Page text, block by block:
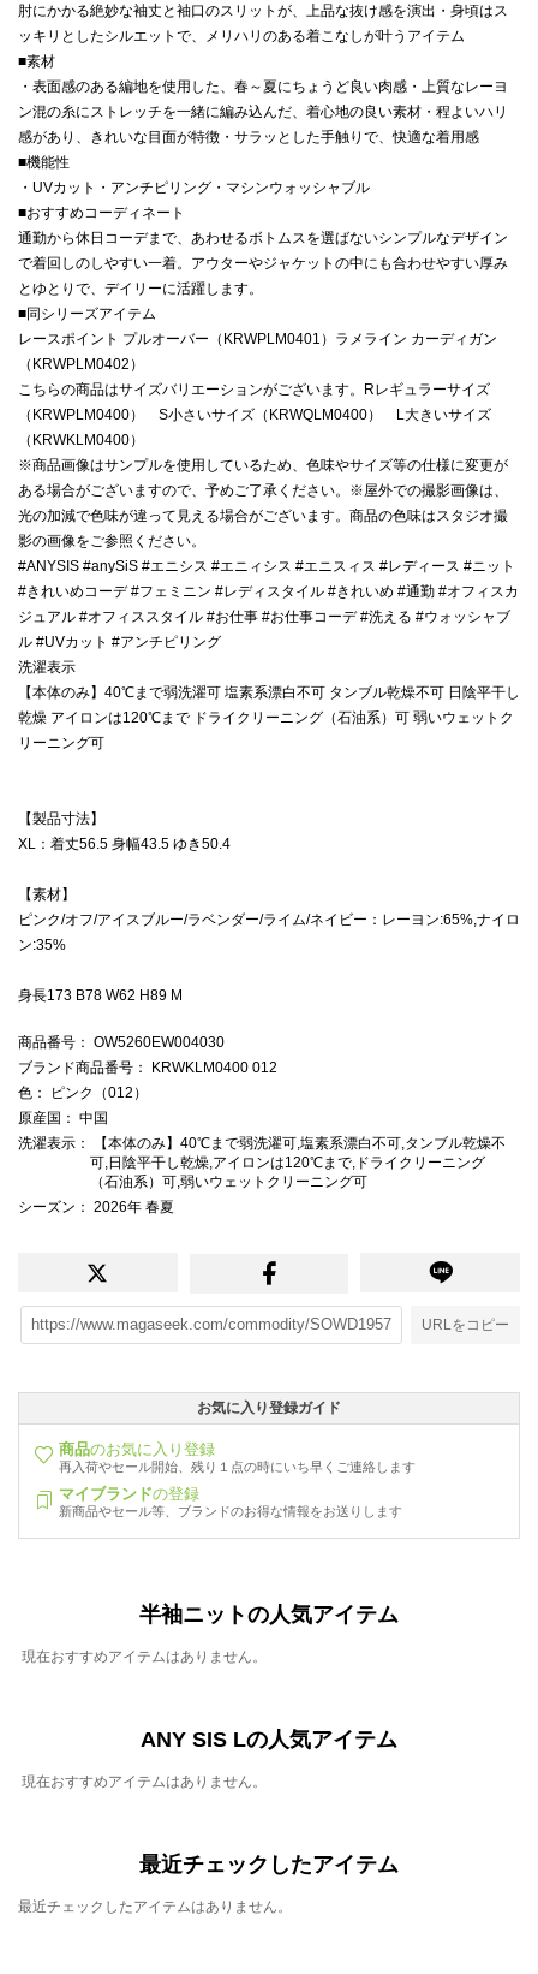
肘にかかる絶妙な袖丈と袖口のスリットが、上品な抜け感を演出・身頃はス
ッキリとしたシルエットで、メリハリのある着こなしが叶うアイテム
■素材
・表面感のある編地を使用した、春～夏にちょうど良い肉感・上質なレーヨ
ン混の糸にストレッチを一緒に編み込んだ、着心地の良い素材・程よいハリ
感があり、きれいな目面が特徴・サラッとした手触りで、快適な着用感
■機能性
・UVカット・アンチピリング・マシンウォッシャブル
■おすすめコーディネート
通勤から休日コーデまで、あわせるボトムスを選ばないシンプルなデザイン
で着回しのしやすい一着。アウターやジャケットの中にも合わせやすい厚み
とゆとりで、デイリーに活躍します。
■同シリーズアイテム
レースポイント プルオーバー（KRWPLM0401）ラメライン カーディガン
（KRWPLM0402）
こちらの商品はサイズバリエーションがございます。Rレギュラーサイズ
（KRWPLM0400） S小さいサイズ（KRWQLM0400） L大きいサイズ
（KRWKLM0400）
※商品画像はサンプルを使用しているため、色味やサイズ等の仕様に変更が
ある場合がございますので、予めご了承ください。※屋外での撮影画像は、
光の加減で色味が違って見える場合がございます。商品の色味はスタジオ撮
影の画像をご参照ください。
#ANYSIS #anySiS #エニシス #エニィシス #エニスィス #レディース #ニット
#きれいめコーデ #フェミニン #レディスタイル #きれいめ #通勤 #オフィスカ
ジュアル #オフィススタイル #お仕事 #お仕事コーデ #洗える #ウォッシャブ
ル #UVカット #アンチピリング
洗濯表示
【本体のみ】40℃まで弱洗濯可 塩素系漂白不可 タンブル乾燥不可 日陰平干し
乾燥 アイロンは120℃まで ドライクリーニング（石油系）可 弱いウェットク
リーニング可
【製品寸法】
XL：着丈56.5 身幅43.5 ゆき50.4
【素材】
ピンク/オフ/アイスブルー/ラベンダー/ライム/ネイビー：レーヨン:65%,ナイロ
ン:35%
身長173 B78 W62 H89 M
商品番号 ： OW5260EW004030
ブランド商品番号 ： KRWKLM0400 012
色 ： ピンク（012）
原産国 ： 中国
洗濯表示 ： 【本体のみ】40℃まで弱洗濯可,塩素系漂白不可,タンブル乾燥不
可,日陰平干し乾燥,アイロンは120℃まで,ドライクリーニング
（石油系）可,弱いウェットクリーニング可
シーズン ： 2026年 春夏
URLをコピー
お気に入り登録ガイド
商品のお気に入り登録
再入荷やセール開始、残り１点の時にいち早くご連絡します
マイブランドの登録
新商品やセール等、ブランドのお得な情報をお送りします
半袖ニットの人気アイテム
現在おすすめアイテムはありません。
ANY SIS Lの人気アイテム
現在おすすめアイテムはありません。
最近チェックしたアイテム
最近チェックしたアイテムはありません。